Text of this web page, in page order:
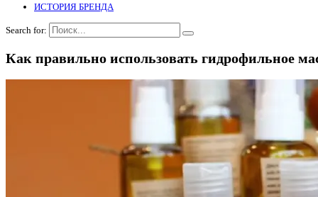
ИСТОРИЯ БРЕНДА
Search for:
Как правильно использовать гидрофильное